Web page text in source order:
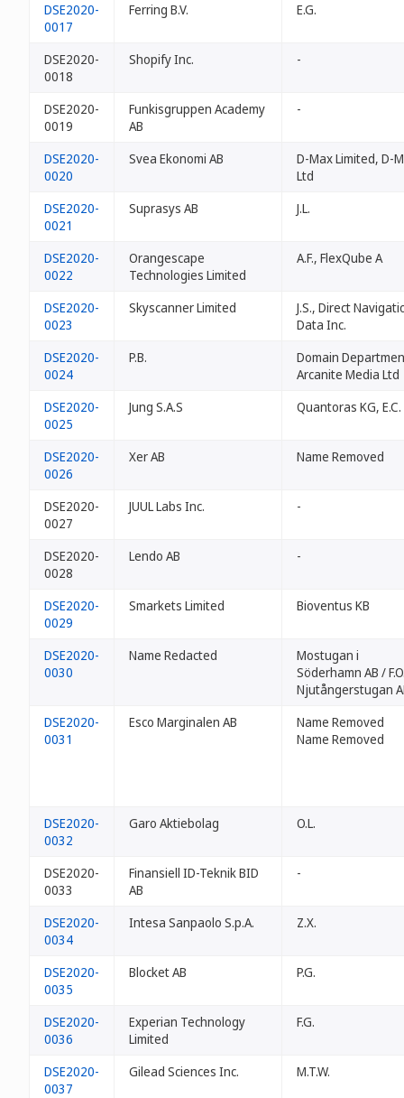
DSE2020-
0017
Ferring B.V. E.G.
DSE2020-
0018
Shopify Inc. -
DSE2020-
0019
Funkisgruppen Academy
AB
-
DSE2020-
0020
Svea Ekonomi AB
D-Max Limited, D-
Ltd
DSE2020-
0021
Suprasys AB J.L.
DSE2020-
0022
Orangescape
Technologies Limited
A.F., FlexQube A
DSE2020-
0023
Skyscanner Limited
J.S., Direct
Data Inc.
DSE2020-
0024
P.B.
Domain
Arcanite Media Ltd
DSE2020-
0025
Jung S.A.S Quantoras KG, E.C.
DSE2020-
0026
Xer AB Name Removed
DSE2020-
0027
JUUL Labs Inc. -
DSE2020-
0028
Lendo AB -
DSE2020-
0029
Smarkets Limited Bioventus KB
DSE2020-
0030
Name Redacted
Mostugan i
Söderhamn AB /
Njutångerstugan
DSE2020-
0031
Esco Marginalen AB
Name Removed
Name Removed
DSE2020-
0032
Garo Aktiebolag O.L.
DSE2020-
0033
Finansiell ID-Teknik BID
AB
-
DSE2020-
0034
Intesa Sanpaolo S.p.A. Z.X.
DSE2020-
0035
Blocket AB P.G.
DSE2020-
0036
Experian Technology
Limited
F.G.
DSE2020-
0037
Gilead Sciences Inc. M.T.W.